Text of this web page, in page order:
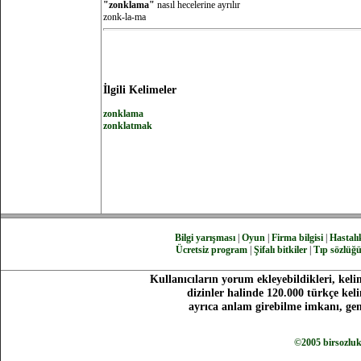
"zonklama" nasıl hecelerine ayrılır
zonk-la-ma
İlgili Kelimeler
zonklama
zonklatmak
Bilgi yarışması| Oyun| Firma bilgisi|
Ücretsiz program Şifalı bitkiler Tıp sözlüğü
Kullanıcıların yorum ekleyebildikleri,
dizinler halinde 120.000 türkçe
ayrıca anlam girebilme imkanı,
©2005